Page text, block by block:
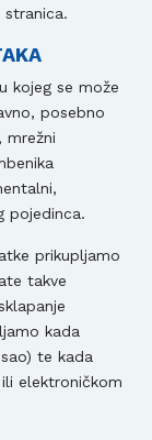
kojeg se može
posebno
mrežni
pojedinca.
prikupljamo
takve
kada
te kada
elektroničkom